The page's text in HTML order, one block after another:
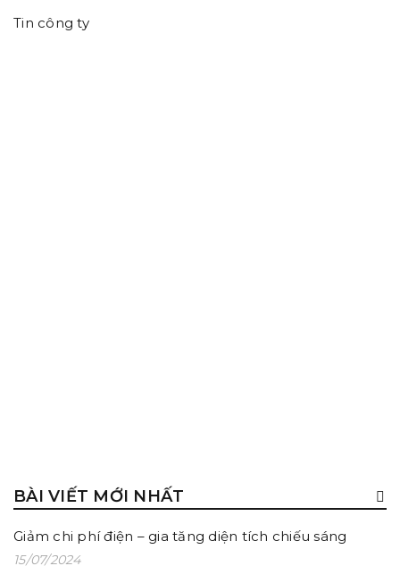
23/08/2022
Tin công ty
BÀI VIẾT MỚI NHẤT
Giảm chi phí điện – gia tăng diện tích chiếu sáng
15/07/2024